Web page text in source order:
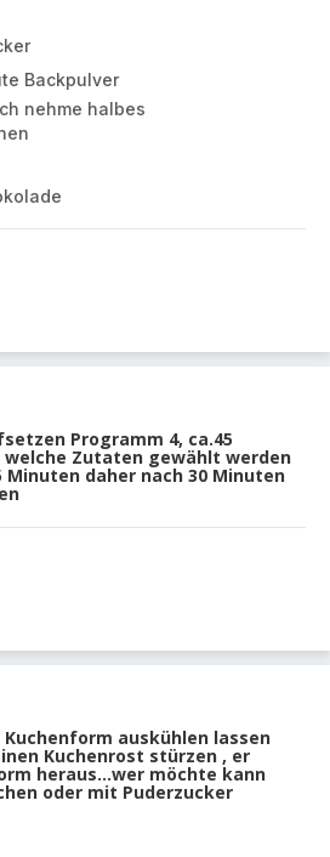
Backpulver
nehme halbes
Programm 4, ca.45
welche Zutaten gewählt werden
Minuten daher nach 30 Minuten
auskühlen lassen
Kuchenrost stürzen , er
heraus...wer möchte kann
oder mit Puderzucker